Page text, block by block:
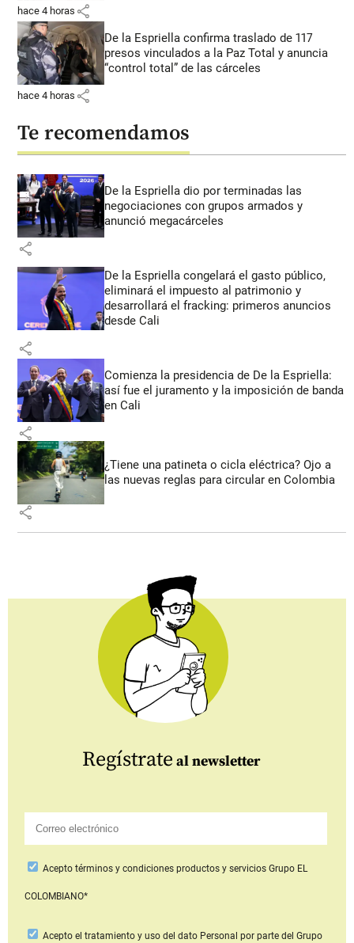
hace 4 horas share
De la Espriella confirma traslado de 117
presos vinculados a la Paz Total y anuncia
“control total” de las cárceles
hace 4 horas share
Te recomendamos
De la Espriella dio por terminadas las
negociaciones con grupos armados y
anunció megacárceles
share
De la Espriella congelará el gasto público,
eliminará el impuesto al patrimonio y
desarrollará el fracking: primeros anuncios
desde Cali
share
Comienza la presidencia de De la Espriella:
así fue el juramento y la imposición de banda
en Cali
share
¿Tiene una patineta o cicla eléctrica? Ojo a
las nuevas reglas para circular en Colombia
share
Regístrate al newsletter
Aceptotérminos y condiciones productos y serviciosGrupo EL
COLOMBIANO*
Acepto el tratamiento y uso del dato Personal por parte del Grupo